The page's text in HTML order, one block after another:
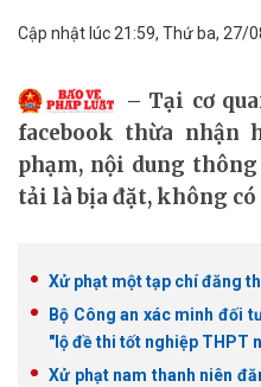
Cập nhật lúc 21:59, Thứ ba, 27/
​Tại cơ
facebook thừa nhận
phạm, nội dung
tải là bịa đặt, không có
Xử phạt một tạp chí đăng
Bộ Công an xác minh đối
"lộ đề thi tốt nghiệp THPT
Xử phạt nam thanh niên